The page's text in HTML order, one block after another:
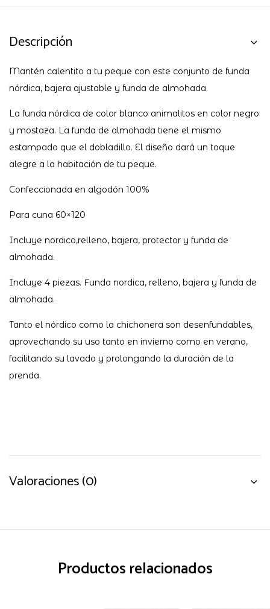
Descripción
Mantén calentito a tu peque con este conjunto de funda
nórdica, bajera ajustable y funda de almohada.
La funda nórdica de color blanco animalitos en color negro
y mostaza. La funda de almohada tiene el mismo
estampado que el dobladillo. El diseño dará un toque
alegre a la habitación de tu peque.
Confeccionada en algodón 100%
Para cuna 60×120
Incluye nordico,relleno, bajera, protector y funda de
almohada.
Incluye 4 piezas. Funda nordica, relleno, bajera y funda de
almohada.
Tanto el nórdico como la chichonera son desenfundables,
aprovechando su uso tanto en invierno como en verano,
facilitando su lavado y prolongando la duración de la
prenda.
Valoraciones (0)
Productos relacionados